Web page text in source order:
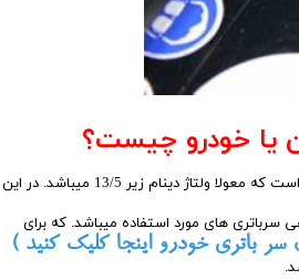
یا خودرو چیست؟
دلیل سیاه شدن چشمی یا نشانگر عدم شارژ شدن باتری توسط دینام میباشد و باتری فاقد شارژ است که معولا ولتاژ دینام زیر 13/5 میباشد. در این
های مورد استفاده میباشد. که برای
باتری خودرو اینجا کلیک کنید )